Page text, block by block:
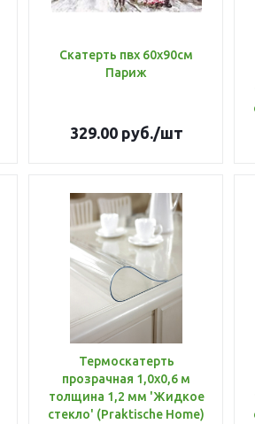
Скатерть пвх 60х90см
Париж
329.00руб./шт
Термоскатерть
прозрачная 1,0х0,6 м
толщина 1,2 мм 'Жидкое
стекло' (Praktische Home)